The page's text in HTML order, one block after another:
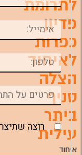
לתרומת
פדיון
כפרות
לאיחוד
הצלה
סניף
ביתר
עילית
איחוד
רוצה